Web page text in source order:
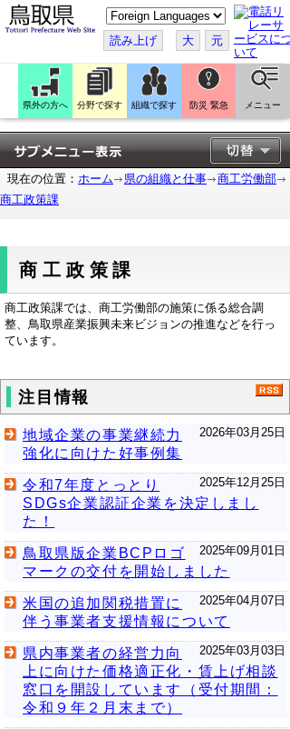
こ
の
ペ
ー
ジ
翻
訳
す
る
読み上げ 大 元
県外の方へ 分野で探す 組織で探す 防災 緊急 メニュー
現在の位置： ホーム 県の組織と仕事
商工労働部
商工政策課
商工政策課
商工政策課では、商工労働部の施策に係る総合調
整、鳥取県産業振興未来ビジョンの推進などを行っ
ています。
注目情報
2026年03月25日
地域企業の事業継続力
強化に向けた好事例集
2025年12月25日
令和7年度とっとり
SDGs企業認証企業を決定しまし
た！
2025年09月01日
鳥取県版企業BCPロゴ
マークの交付を開始しました
2025年04月07日
米国の追加関税措置に
伴う事業者支援情報について
2025年03月03日
県内事業者の経営力向
上に向けた価格適正化・賃上げ相談
窓口を開設しています（受付期間：
令和９年２月末まで）